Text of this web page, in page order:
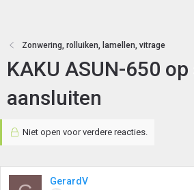
Zonwering, rolluiken, lamellen, vitrage
KAKU ASUN-650
aansluiten
Niet open voor verdere reacties.
GerardV